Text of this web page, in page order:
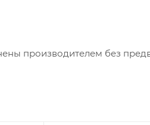
производителем без